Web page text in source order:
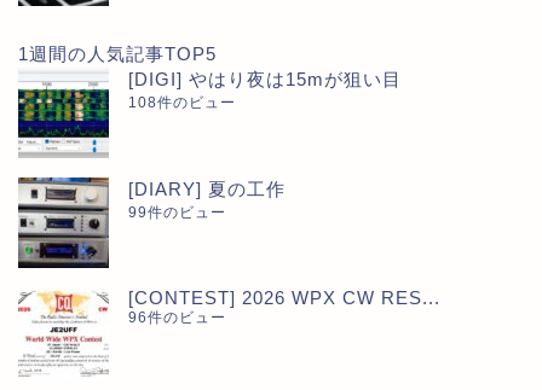
1週間の人気記事TOP5
[DIGI] やはり夜は15mが狙い目
108件のビュー
[DIARY] 夏の工作
99件のビュー
[CONTEST] 2026 WPX CW RES...
96件のビュー